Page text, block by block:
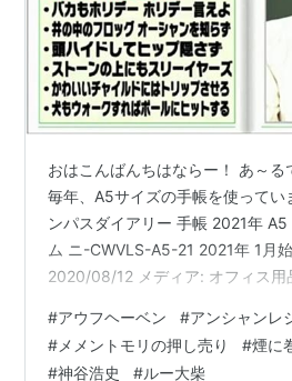
おはこんばんちはならー！ あ～
毎年、A5サイズの手帳を使ってい
ンパスダイアリー 手帳 2021年
ム ニ-CWVLS-A5-21 2021年 1月
2020/08/12 メディア: オフィス用
んか書かれたひとは死ぬノートみ
な！ ・分からない言葉・聞いたこ
#アウフヘーベン #アンシャンレ
#メメントモリの押し売り #煙に
#神谷浩史 #ルー大柴